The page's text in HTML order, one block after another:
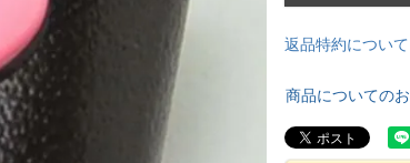
返品特約について
商品についての